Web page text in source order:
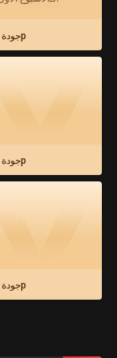
الحلقة 17 - الطفلة الجميلة الفيلم كامل
جميع الحلقات
جودة عالية 1080p
جودة عالية 1080p
جودة عالية 1080p